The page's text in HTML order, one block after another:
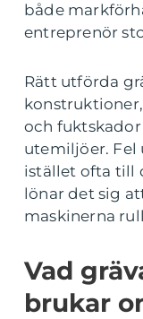
både
entreprenör
Rätt utförda
och fuktskador
utemiljöer. Fel
istället ofta till
lönar det sig
maskinerna
Vad
brukar